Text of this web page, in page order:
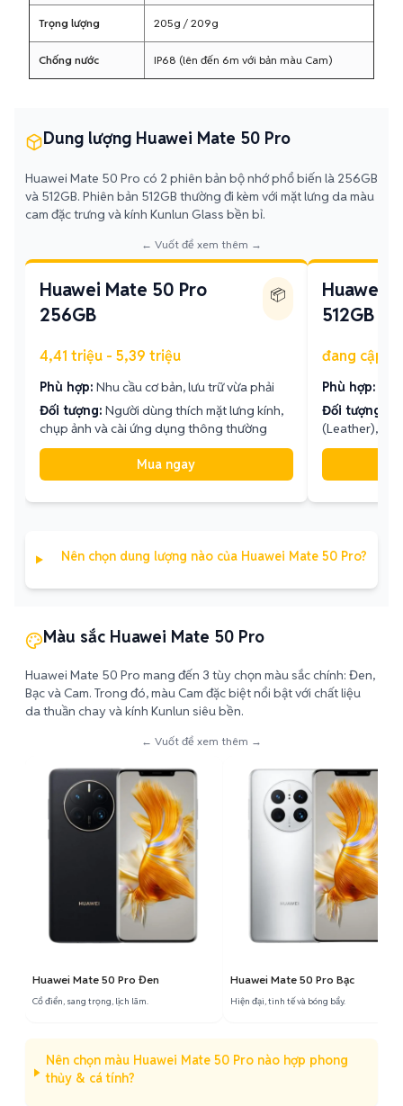
Trọng lượng 205g / 209g
Chống nước IP68 (lên đến 6m với bản màu Cam)
Dung lượng Huawei Mate 50 Pro
Huawei Mate 50 Pro có 2 phiên bản bộ nhớ phổ biến là 256GB
và 512GB. Phiên bản 512GB thường đi kèm với mặt lưng da màu
cam đặc trưng và kính Kunlun Glass bền bỉ.
← Vuốt để xem thêm →
Huawei Mate 50 Pro
256GB
📦
4,41 triệu - 5,39 triệu
Phù hợp: Nhu cầu cơ bản, lưu trữ vừa phải
Đối tượng: Người dùng thích mặt lưng kính,
chụp ảnh và cài ứng dụng thông thường
Mua ngay
Huawei
512GB
đang cập
Phù hợp:
Đối tượng:
(Leather),
Nên chọn dung lượng nào của Huawei Mate 50 Pro?
Màu sắc Huawei Mate 50 Pro
Huawei Mate 50 Pro mang đến 3 tùy chọn màu sắc chính: Đen,
Bạc và Cam. Trong đó, màu Cam đặc biệt nổi bật với chất liệu
da thuần chay và kính Kunlun siêu bền.
← Vuốt để xem thêm →
Huawei Mate 50 Pro Đen
Cổ điển, sang trọng, lịch lãm.
Huawei Mate 50 Pro Bạc
Hiện đại, tinh tế và bóng bẩy.
Nên chọn màu Huawei Mate 50 Pro nào hợp phong
thủy & cá tính?